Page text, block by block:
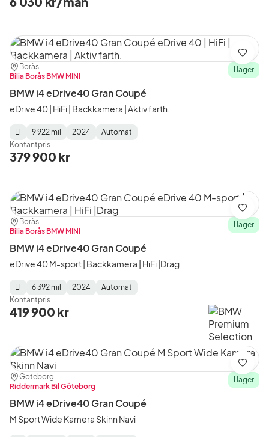
Plats:
Borås
Återförsäljare:
Bilia Borås BMW MINI
I lager
BMW i4 eDrive40 Gran Coupé
eDrive 40 | HiFi | Backkamera | Aktiv farth.
Fuel
Type:
El
Mätarställning:
9 922 mil
Model
Year:
2024
Gearbox
Type:
Automat
Kontantpris
379 900 kr
Spara
Plats:
Borås
Återförsäljare:
Bilia Borås BMW MINI
I lager
BMW i4 eDrive40 Gran Coupé
eDrive 40 M-sport | Backkamera | HiFi |Drag
Fuel
Type:
El
Mätarställning:
6 392 mil
Model
Year:
2024
Gearbox
Type:
Automat
Kontantpris
419 900 kr
Spara
Plats:
Göteborg
Återförsäljare:
Riddermark Bil Göteborg
I lager
BMW i4 eDrive40 Gran Coupé
M Sport Wide Kamera Skinn Navi
Spara